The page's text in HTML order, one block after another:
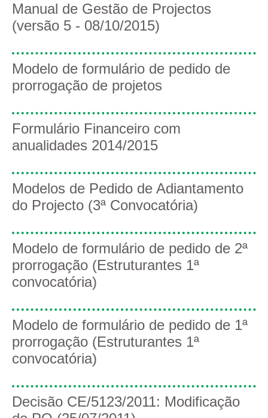
Manual de Gestão de Projectos
(versão 5 - 08/10/2015)
Modelo de formulário de pedido de
prorrogação de projetos
Formulário Financeiro com
anualidades 2014/2015
Modelos de Pedido de Adiantamento
do Projecto (3ª Convocatória)
Modelo de formulário de pedido de 2ª
prorrogação (Estruturantes 1ª
convocatória)
Modelo de formulário de pedido de 1ª
prorrogação (Estruturantes 1ª
convocatória)
Decisão CE/5123/2011: Modificação